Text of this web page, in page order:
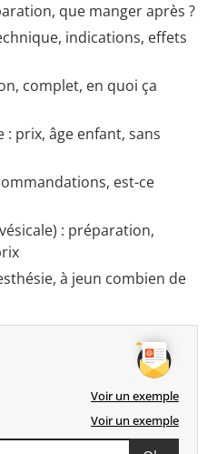
que manger après ?
indications, effets
complet, en quoi ça
prix, âge enfant, sans
est-ce
: préparation,
à jeun combien de
Voir un exemple
Voir un exemple